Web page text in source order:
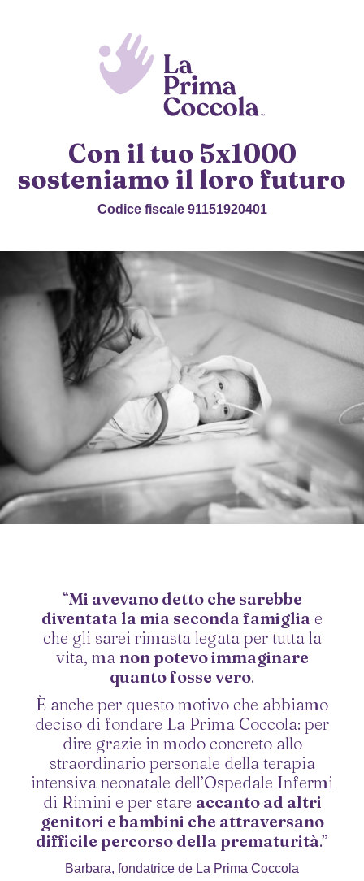
Con il tuo 5x1000
sosteniamo il loro futuro
Codice fiscale 91151920401
“Mi avevano detto che sarebbe
diventata la mia seconda famiglia e
che gli sarei rimasta legata per tutta la
vita, ma non potevo immaginare
quanto fosse vero.
È anche per questo motivo che abbiamo
deciso di fondare La Prima Coccola: per
dire grazie in modo concreto allo
straordinario personale della terapia
intensiva neonatale dell’Ospedale Infermi
di Rimini e per stare accanto ad altri
genitori e bambini che attraversano
difficile percorso della prematurità.”
Barbara, fondatrice de La Prima Coccola